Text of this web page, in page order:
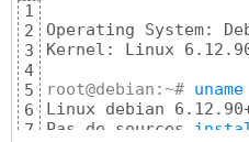
1
2
3
4
5
6
7
Operating System:
Kernel: Linux
root@debian:~# uname
Linux debian
Pas de sources